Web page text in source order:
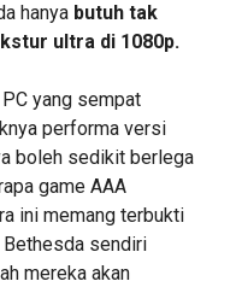
hanya butuh tak
ultra di 1080p.
yang sempat
performa versi
boleh sedikit berlega
game AAA
ini memang terbukti
Bethesda sendiri
mereka akan